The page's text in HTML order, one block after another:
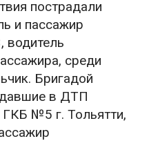
пострадали
и пассажир
водитель
среди
Бригадой
в ДТП
№5 г. Тольятти,